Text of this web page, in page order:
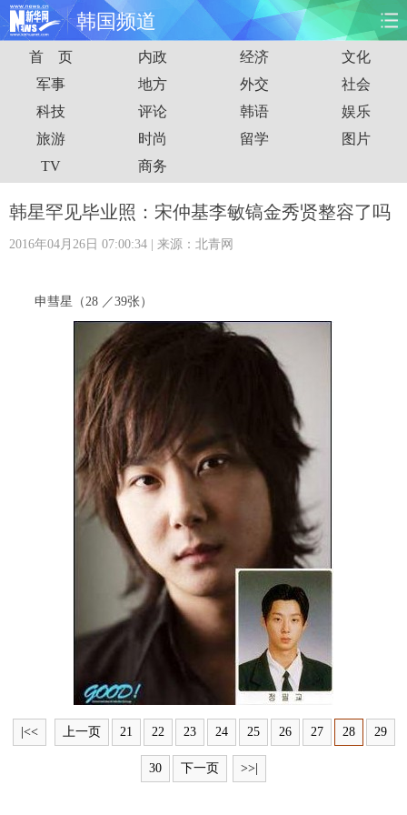
韩国频道
首页 时政 国际 财经
娱乐 体育 人事 教育
时尚 思客
港澳 台湾 华人 汽车
科技 能源
图片 视频
信息化
摄影 新华广播
新华电视中文 新华电视英文
首 页 内政 经济
文化
军事
地方 外交
社会
科技
评论 韩语
娱乐
旅游
时尚 留学
图片
TV
商务
韩星罕见毕业照：宋仲基李敏镐金秀贤整容了吗
2016年04月26日 07:00:34 | 来源：北青网
申彗星（28 ／39张）
|<< 上一页 21 22 23 24 25 26 27 28 29
30 下一页 >>|